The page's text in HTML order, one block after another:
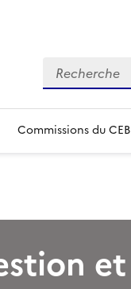
Recherche
Commissions du CEB
et